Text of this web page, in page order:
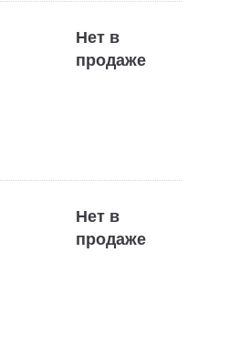
Нет в
продаже
Нет в
продаже